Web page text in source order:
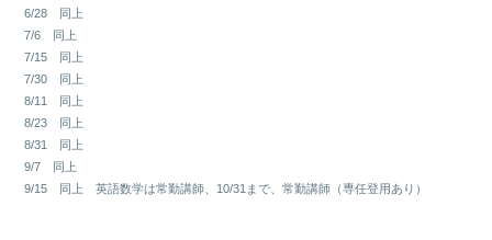
6/28 同上
7/6 同上
7/15 同上
7/30 同上
8/11 同上
8/23 同上
8/31 同上
9/7 同上
9/15 同上 英語数学は常勤講師、10/31まで、常勤講師（専任登用あり）